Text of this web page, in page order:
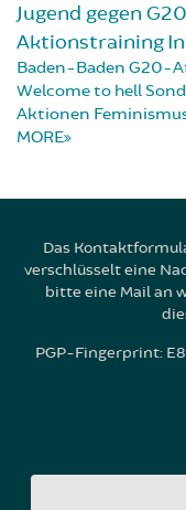
Jugend gegen G20
Aktionstraining
Baden-Baden G20-
Welcome to hell
Aktionen
MORE
Das
verschlüsselt eine
bitte eine Mail an
PGP-Fingerprint: